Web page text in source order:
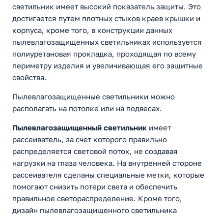
светильник имеет высокий показатель защиты. Это
достигается путем плотных стыков краев крышки и
корпуса, кроме того, в конструкции данных
пылевлагозащищенных светильниках используется
полиуретановая прокладка, проходящая по всему
периметру изделия и увеличивающая его защитные
свойства.
Пылевлагозащищенные светильники можно
располагать на потолке или на подвесах.
Пылевлагозащищенный светильник имеет
рассеиватель, за счет которого правильно
распределяется световой поток, не создавая
нагрузки на глаза человека. На внутренней стороне
рассеивателя сделаны специальные метки, которые
помогают снизить потери света и обеспечить
правильное светораспределение. Кроме того,
дизайн пылевлагозащищенного светильника